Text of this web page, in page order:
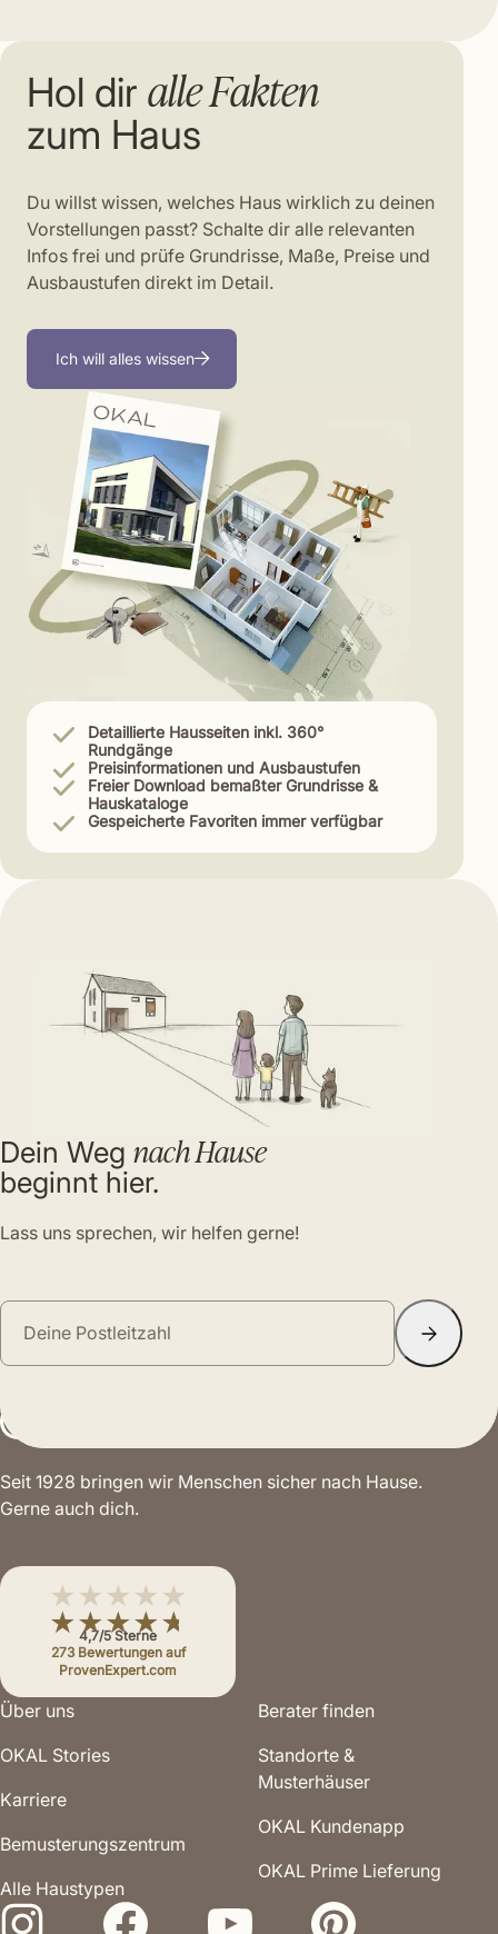
Hol dir alle Fakten
zum Haus
Du willst wissen, welches Haus wirklich zu deinen
Vorstellungen passt? Schalte dir alle relevanten
Infos frei und prüfe Grundrisse, Maße, Preise und
Ausbaustufen direkt im Detail.
Ich will alles wissen
Detaillierte Hausseiten inkl. 360°
Rundgänge
Preisinformationen und Ausbaustufen
Freier Download bemaßter Grundrisse &
Hauskataloge
Gespeicherte Favoriten immer verfügbar
Dein Wegnach Hause
beginnt hier.
Lass uns sprechen, wir helfen gerne!
Seit 1928 bringen wir Menschen sicher nach Hause.
Gerne auch dich.
★★★★★
★★★★★
4,7/5 Sterne
273 Bewertungen auf
ProvenExpert.com
Über uns
OKAL Stories
Karriere
Bemusterungs­zentrum
Alle Haustypen
Berater finden
Standorte &
Musterhäuser
OKAL Kundenapp
OKAL Prime Lieferung